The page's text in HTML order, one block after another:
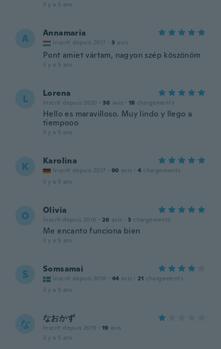
il y a 5 ans
A Annamaria
Inscrit depuis 2017 · 3 avis
Pont amiet vártam, nagyon szép köszönöm
il y a 5 ans
L Lorena
Inscrit depuis 2020 · 30 avis · 18 chargements
Hello es maravilloso. Muy lindo y llego a
tiempooo
il y a 5 ans
K Karolina
Inscrit depuis 2017 · 90 avis · 4 chargements
il y a 5 ans
O Olivia
Inscrit depuis 2016 · 26 avis · 3 chargements
Me encanto funciona bien
il y a 5 ans
S Somsamai
Inscrit depuis 2018 · 44 avis · 21 chargements
il y a 5 ans
な なおかず
Inscrit depuis 2019 · 19 avis
il y a 5 ans